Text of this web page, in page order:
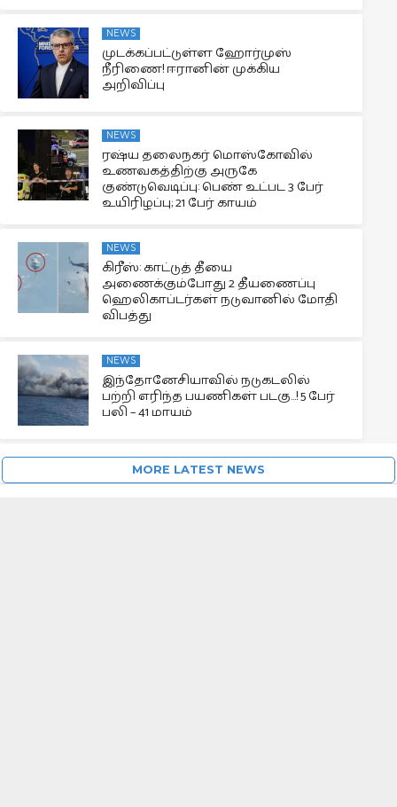
NEWS
முடக்கப்பட்டுள்ள ஹோர்முஸ்
நீரிணை! ஈரானின் முக்கிய
அறிவிப்பு
NEWS
ரஷ்ய தலைநகர் மொஸ்கோவில்
உணவகத்திற்கு அருகே
குண்டுவெடிப்பு: பெண் உட்பட 3 பேர்
உயிரிழப்பு; 21 பேர் காயம்
NEWS
கிரீஸ்: காட்டுத் தீயை
அணைக்கும்போது 2 தீயணைப்பு
ஹெலிகாப்டர்கள் நடுவானில் மோதி
விபத்து
NEWS
இந்தோனேசியாவில் நடுகடலில்
பற்றி எரிந்த பயணிகள் படகு…! 5 பேர்
பலி – 41 மாயம்
MORE LATEST NEWS